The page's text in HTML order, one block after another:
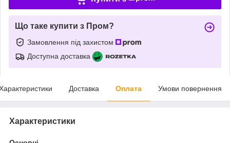
Що таке купити з Пром?
Замовлення під захистом
Доступна доставка
Доставка Оплата Умови повернення
Характеристики